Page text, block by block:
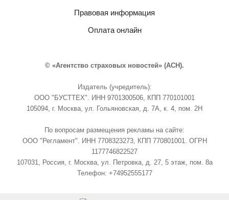
Правовая информация
Оплата онлайн
© «Агентство страховых новостей» (АСН).
Издатель (учредитель):
ООО "БУСТТЕХ". ИНН 9701300506, КПП 770101001
105094, г. Москва, ул. Гольяновская, д. 7А, к. 4, пом. 2Н
По вопросам размещения рекламы на сайте:
ООО "Регламент". ИНН 7708323273, КПП 770801001. ОГРН
1177746822527
107031, Россия, г. Москва, ул. Петровка, д. 27, 5 этаж, пом. 8а
Телефон: +74952555177